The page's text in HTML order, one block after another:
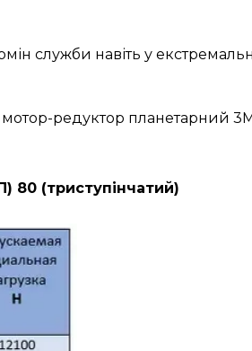
служби навіть у
мотор-редуктор планетарний
80 (триступінчатий)